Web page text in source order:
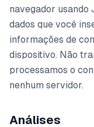
navegador usando
dados que você
informações de
dispositivo. Não
processamos o
nenhum servidor.
Análises